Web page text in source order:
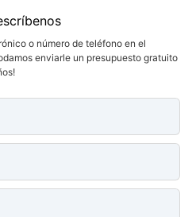
o número de teléfono en el
enviarle un presupuesto gratuito